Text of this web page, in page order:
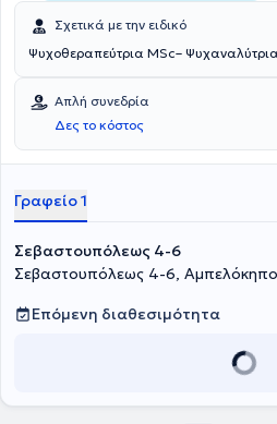
Σχετικά με την ειδικό
Ψυχοθεραπεύτρια MSc–
Απλή συνεδρία
Δες το κόστος
Γραφείο 1
Σεβαστουπόλεως 4-6
Σεβαστουπόλεως 4-6,
Επόμενη διαθεσιμότητα